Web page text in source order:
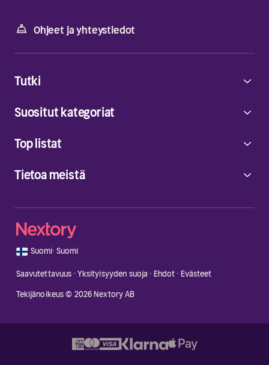
Ohjeet ja yhteystiedot
Tietoa meistä
Tutki
Suositut kategoriat
Top listat
🇫🇮 Suomi· Suomi
Saavutettavuus · Yksityisyyden suoja · Ehdot · Evästeet
Tekijänoikeus © 2026 Nextory AB